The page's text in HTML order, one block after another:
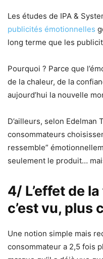
Les études de IPA &
publicités émotionnelles
long terme que les
Pourquoi ? Parce que
de la chaleur, de la
aujourd’hui la nouvelle
D’ailleurs, selon Edelman
consommateurs
ressemble”
seulement le produit…
4/ L’effet de
c’est vu, plus
Une notion simple mais
consommateur a 2,5 fois